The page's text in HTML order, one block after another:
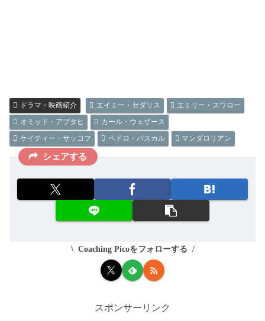
ドラマ・映画紹介 エイミー・セダリス
エミリー・スワロー
オミッド・アブタヒ
カール・ウェザース
ケイティー・サッコフ
ペドロ・パスカル マンダロリアン
シェアする
Coaching Picoをフォローする
スポンサーリンク